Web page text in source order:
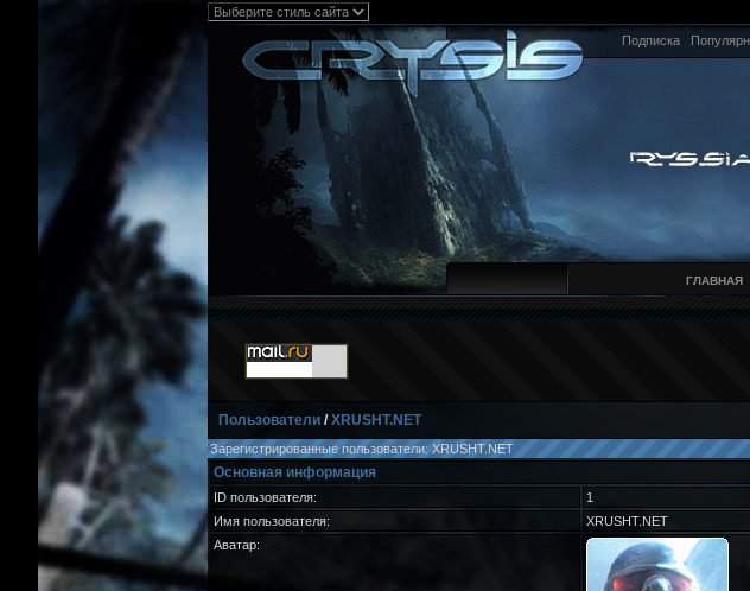
Подписка
ГЛАВНАЯ
Пользователи/XRUSHT.NET
Зарегистрированные пользователи: XRUSHT.NET
Основная информация
ID пользователя:
1
Имя пользователя:
XRUSHT.NET
Аватар: